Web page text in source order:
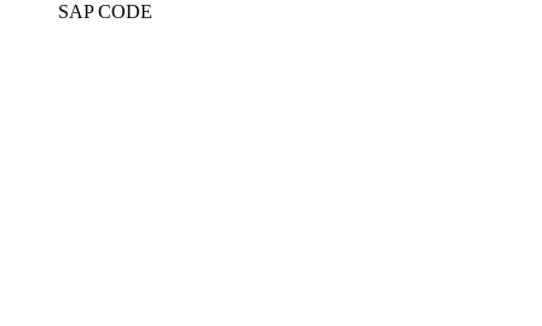
SAP CODE